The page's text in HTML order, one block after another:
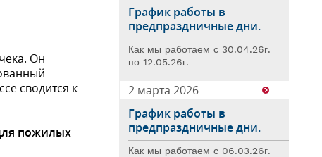
Он
сводится к
пожилых
График работы в
предпраздничные дни.
Как мы работаем с 30.04.26г.
по 12.05.26г.
2 марта 2026
График работы в
предпраздничные дни.
Как мы работаем с 06.03.26г.